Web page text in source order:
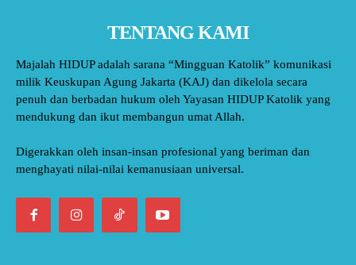
TENTANG KAMI
Majalah HIDUP adalah sarana “Mingguan Katolik” komunikasi
milik Keuskupan Agung Jakarta (KAJ) dan dikelola secara
penuh dan berbadan hukum oleh Yayasan HIDUP Katolik yang
mendukung dan ikut membangun umat Allah.
Digerakkan oleh insan-insan profesional yang beriman dan
menghayati nilai-nilai kemanusiaan universal.